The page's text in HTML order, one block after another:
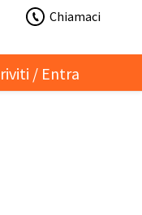
Chiamaci
/ Entra